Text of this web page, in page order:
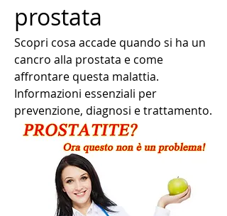
prostata
Scopri cosa accade quando si ha un
cancro alla prostata e come
affrontare questa malattia.
Informazioni essenziali per
prevenzione, diagnosi e trattamento.